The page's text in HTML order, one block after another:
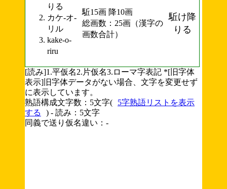
りる
カケ-オ-
リル
kake-o-
riru
駈15画 降10画
総画数：25画（漢字の
画数合計）
駈け降
りる
[読み]1.平仮名2.片仮名3.ローマ字表記 *[旧字体
表示]旧字体データがない場合、文字を変更せず
に表示しています。
熟語構成文字数：5文字(
5字熟語リストを表示
する
) - 読み：5文字
同義で送り仮名違い：-